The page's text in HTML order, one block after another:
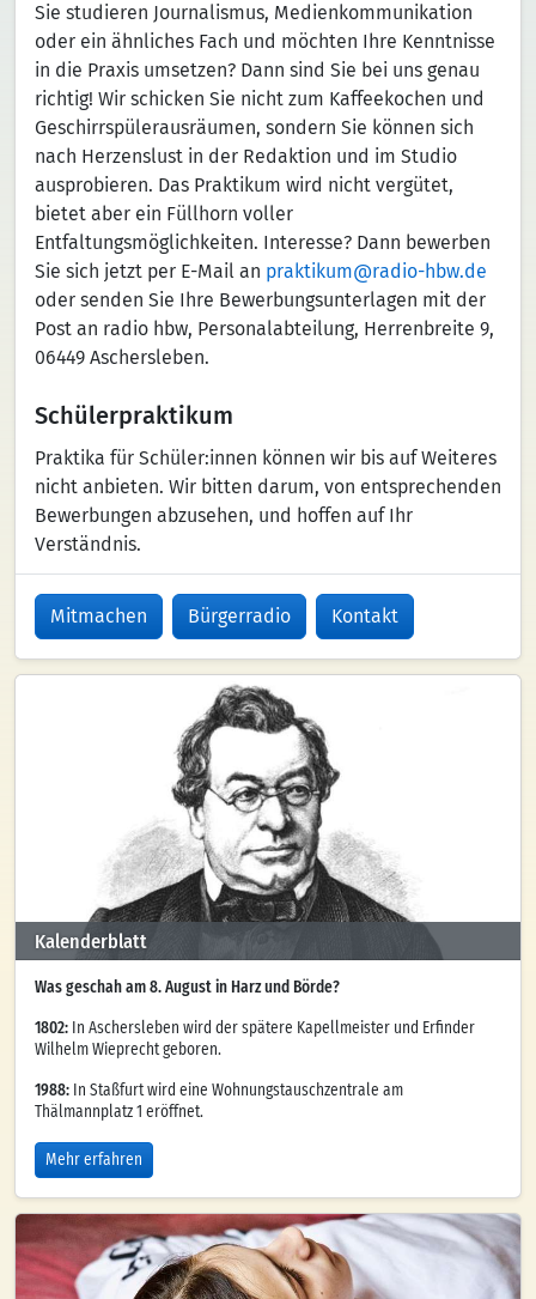
Sie studieren Journalismus, Medienkommunikation
oder ein ähnliches Fach und möchten Ihre Kenntnisse
in die Praxis umsetzen? Dann sind Sie bei uns genau
richtig! Wir schicken Sie nicht zum Kaffeekochen und
Geschirrspülerausräumen, sondern Sie können sich
nach Herzenslust in der Redaktion und im Studio
ausprobieren. Das Praktikum wird nicht vergütet,
bietet aber ein Füllhorn voller
Entfaltungsmöglichkeiten. Interesse? Dann bewerben
Sie sich jetzt per E-Mail an praktikum@radio-hbw.de
oder senden Sie Ihre Bewerbungsunterlagen mit der
Post an radio hbw, Personalabteilung, Herrenbreite 9,
06449 Aschersleben.
Schülerpraktikum
Praktika für Schüler:innen können wir bis auf Weiteres
nicht anbieten. Wir bitten darum, von entsprechenden
Bewerbungen abzusehen, und hoffen auf Ihr
Verständnis.
Mitmachen Bürgerradio Kontakt
Kalenderblatt
Was geschah am 8. August in Harz und Börde?
1802: In Aschersleben wird der spätere Kapellmeister und Erfinder
Wilhelm Wieprecht geboren.
1988: In Staßfurt wird eine Wohnungstauschzentrale am
Thälmannplatz 1 eröffnet.
Mehr erfahren